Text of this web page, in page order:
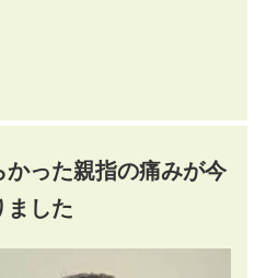
った親指の痛みが今
ました